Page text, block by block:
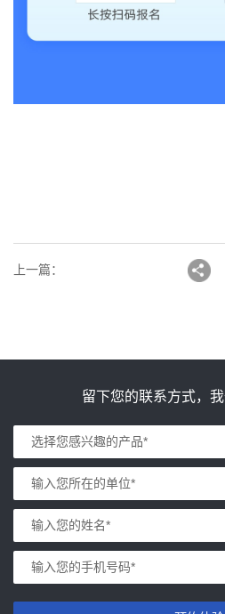
上一篇 ：
留下您的联系方式，